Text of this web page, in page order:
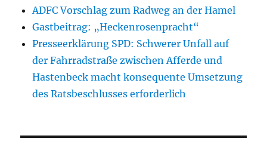
ADFC Vorschlag zum Radweg an der Hamel
Gastbeitrag: „Heckenrosenpracht“
Presseerklärung SPD: Schwerer Unfall auf
der Fahrradstraße zwischen Afferde und
Hastenbeck macht konsequente Umsetzung
des Ratsbeschlusses erforderlich